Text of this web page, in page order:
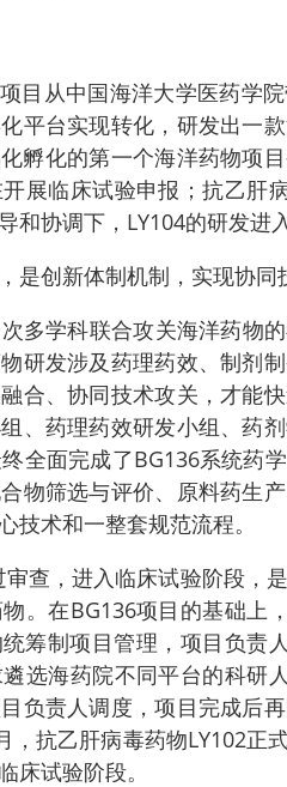
目从中国海洋大学医药学
平台实现转化，研发出一
孵化的第一个海洋药物项
展临床试验申报；抗乙肝
和协调下，LY104的研发进
是创新体制机制，实现协同
多学科联合攻关海洋药物
研发涉及药理药效、制剂
合、协同技术攻关，才能
、药理药效研发小组、药
全面完成了BG136系统药
物筛选与评价、原料药生
技术和一整套规范流程。
查，进入临床试验阶段，
。在BG136项目的基础上
筹制项目管理，项目负责
选海药院不同平台的科研
负责人调度，项目完成后
，抗乙肝病毒药物LY102正
床试验阶段。